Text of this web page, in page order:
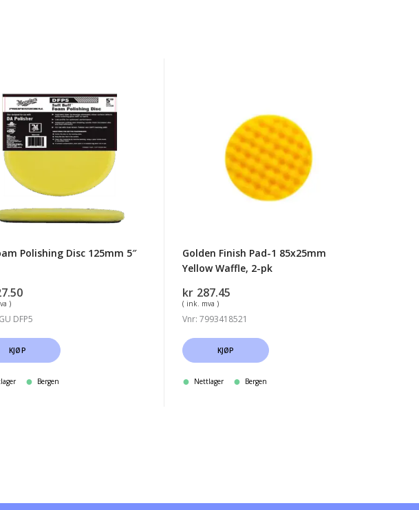
Polishing Disc 125mm 5″
)
DFP5
KJØP
Bergen
85x25mm
Golden Finish Pad-1 85x25mm
Yellow Waffle, 2-pk
kr 287.45
( ink. mva )
Vnr: 7993418521
KJØP
Nettlager Bergen